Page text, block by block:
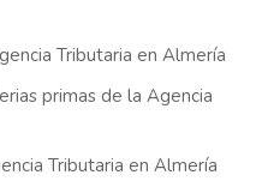
Tributaria en Almería
primas de la Agencia
Tributaria en Almería